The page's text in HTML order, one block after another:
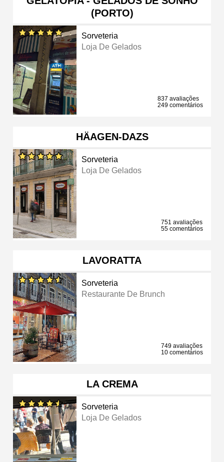
(PORTO)
Sorveteria
Loja De Gelados
837 avaliações
249 comentários
HÄAGEN-DAZS
Sorveteria
Loja De Gelados
751 avaliações
55 comentários
LAVORATTA
Sorveteria
Restaurante De Brunch
749 avaliações
10 comentários
LA CREMA
Sorveteria
Loja De Gelados